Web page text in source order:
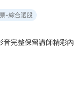
-綜合選股
音完整保留講師精彩內